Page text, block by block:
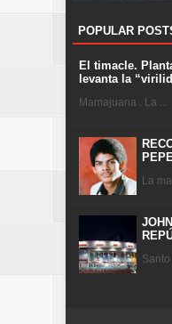
POPULAR
El timacle.
levanta la
Mamajuana . La ...
La
Santo